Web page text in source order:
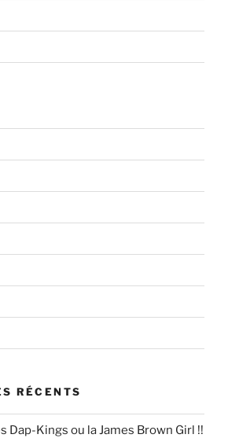
RÉCENTS
Dap-Kings ou la James Brown Girl !!